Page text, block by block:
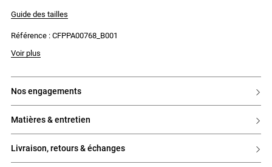
Guide des tailles
Référence : CFPPA00768_B001
Voir plus
nos engagements
matières & entretien
livraison, retours & échanges